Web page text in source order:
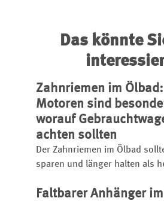
Das könnte
Zahnriemen im
Motoren sind
worauf
achten sollten
Der Zahnriemen im Ölbad
sparen und länger halten als
es zu vorzeitigem Verschleiß –
Faltbarer Anhänger